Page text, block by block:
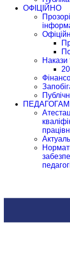
ОФІЦІЙНО
Накази
ПЕДАГОГАМ